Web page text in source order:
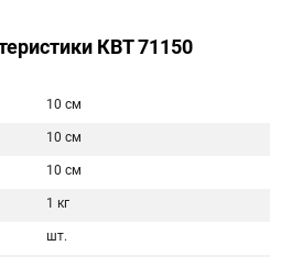
КВТ 71150
10 см
10 см
10 см
1 кг
шт.